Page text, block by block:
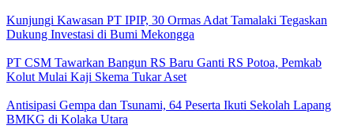
Kunjungi Kawasan PT IPIP, 30 Ormas Adat Tamalaki Tegaskan
Dukung Investasi di Bumi Mekongga
PT CSM Tawarkan Bangun RS Baru Ganti RS Potoa, Pemkab
Kolut Mulai Kaji Skema Tukar Aset
Antisipasi Gempa dan Tsunami, 64 Peserta Ikuti Sekolah Lapang
BMKG di Kolaka Utara